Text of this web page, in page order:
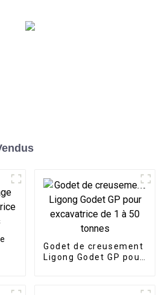
Godet de creusement
Ligong Godet GP pour